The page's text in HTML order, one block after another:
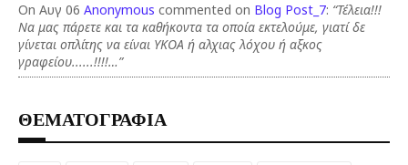
On Αυγ 06 Anonymous commented on Blog Post_7: “Τέλεια!!!
Να μας πάρετε και τα καθήκοντα τα οποία εκτελούμε, γιατί δε
γίνεται οπλίτης να είναι ΥΚΟΑ ή αλχιας λόχου ή αξκος
γραφείου......!!!!…”
ΘΕΜΑΤΟΓΡΑΦΙΑ